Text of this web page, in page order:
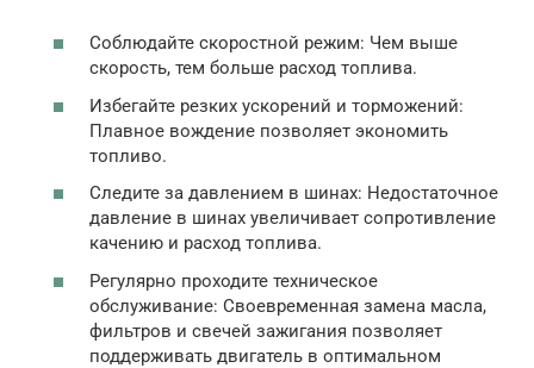
Соблюдайте скоростной режим: Чем выше
скорость, тем больше расход топлива.
Избегайте резких ускорений и торможений:
Плавное вождение позволяет экономить
топливо.
Следите за давлением в шинах: Недостаточное
давление в шинах увеличивает сопротивление
качению и расход топлива.
Регулярно проходите техническое
обслуживание: Своевременная замена масла,
фильтров и свечей зажигания позволяет
поддерживать двигатель в оптимальном